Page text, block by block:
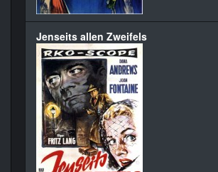
Jenseits allen Zweifels